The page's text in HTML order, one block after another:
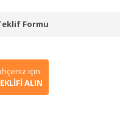
Formu
için
ALIN